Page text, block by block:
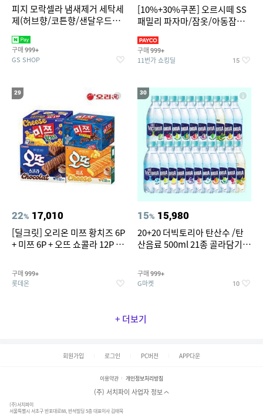
피지 모락셀라 냄새제거 세탁세
제(허브향/코튼향/샌달우드향/
택1
구매 999+
GS SHOP
[10%+30%쿠폰] 오르시떼 SS
패밀리 파자마/잠옷/아동잠옷/
구매 999+
11번가 쇼킹딜 15
29
22% 17,010
[딜크릿] 오리온 미쯔 황치즈 6P
+ 미쯔 6P + 오뜨 쇼콜라 12P +
구매 999+
롯데온
30
15% 15,980
20+20 더빅토리아 탄산수 /탄
산음료 500ml 21종 골라담기
구매 999+
G마켓 10
+ 더보기
회원가입 로그인 PC버전 APP다운
이용약관 개인정보처리방침
(주) 서치파이 사업자 정보
(주)서치파이
서울특별시 서초구 반포대로88, 반석빌딩 5층 대표이사 김태묵